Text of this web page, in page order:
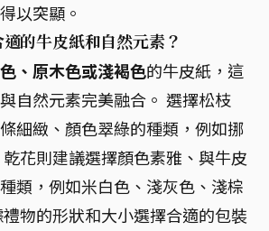
以突顯。
的牛皮紙和自然元素？
、原木色或淺褐色的牛皮紙，這
自然元素完美融合。 選擇松枝
細緻、顏色翠綠的種類，例如挪
花則建議選擇顏色素雅、與牛皮
類，例如米白色、淺灰色、淺棕
物的形狀和大小選擇合適的包裝